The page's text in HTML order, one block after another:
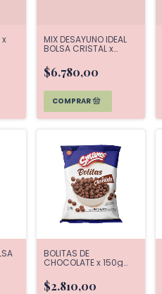
x MIX DESAYUNO IDEAL
BOLSA CRISTAL x
$6.780,00
BOLITAS DE
CHOCOLATE x 150g
$2.810,00